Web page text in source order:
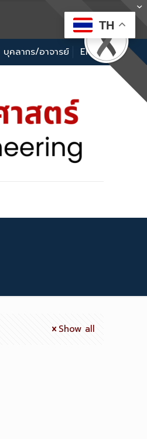
บุคลากร/อาจารย์ EN
Show all
TH